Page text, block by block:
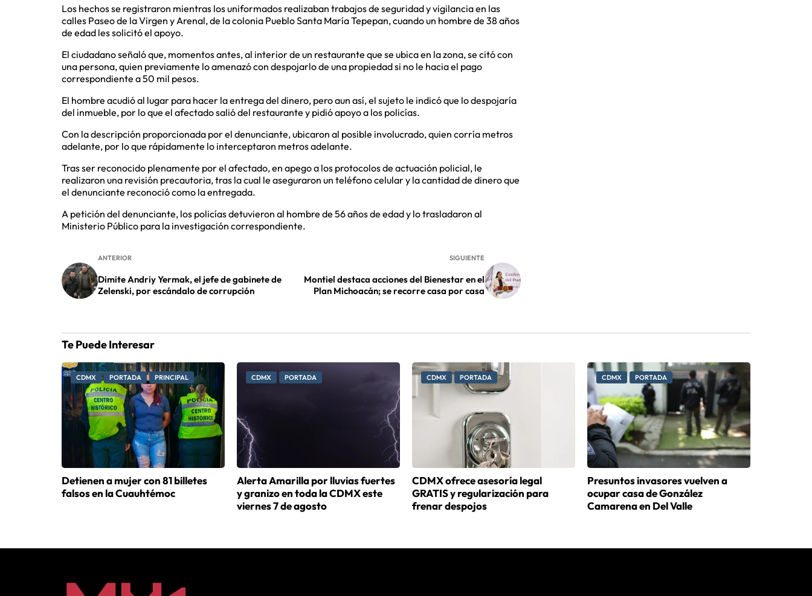
Los hechos se registraron mientras los uniformados realizaban trabajos de seguridad y vigilancia en las
calles Paseo de la Virgen y Arenal, de la colonia Pueblo Santa María Tepepan, cuando un hombre de 38 años
de edad les solicitó el apoyo.
El ciudadano señaló que, momentos antes, al interior de un restaurante que se ubica en la zona, se citó con
una persona, quien previamente lo amenazó con despojarlo de una propiedad si no le hacia el pago
correspondiente a 50 mil pesos.
El hombre acudió al lugar para hacer la entrega del dinero, pero aun así, el sujeto le indicó que lo despojaría
del inmueble, por lo que el afectado salió del restaurante y pidió apoyo a los policías.
Con la descripción proporcionada por el denunciante, ubicaron al posible involucrado, quien corría metros
adelante, por lo que rápidamente lo interceptaron metros adelante.
Tras ser reconocido plenamente por el afectado, en apego a los protocolos de actuación policial, le
realizaron una revisión precautoria, tras la cual le aseguraron un teléfono celular y la cantidad de dinero que
el denunciante reconoció como la entregada.
A petición del denunciante, los policías detuvieron al hombre de 56 años de edad y lo trasladaron al
Ministerio Público para la investigación correspondiente.
ANTERIOR
Dimite Andriy Yermak, el jefe de gabinete de
Zelenski, por escándalo de corrupción
SIGUIENTE
Montiel destaca acciones del Bienestar en el
Plan Michoacán; se recorre casa por casa
Te Puede Interesar
CDMX PORTADA PRINCIPAL
Detienen a mujer con 81 billetes
falsos en la Cuauhtémoc
CDMX PORTADA
Alerta Amarilla por lluvias fuertes
y granizo en toda la CDMX este
viernes 7 de agosto
CDMX PORTADA
CDMX ofrece asesoría legal
GRATIS y regularización para
frenar despojos
CDMX PORTADA
Presuntos invasores vuelven a
ocupar casa de González
Camarena en Del Valle